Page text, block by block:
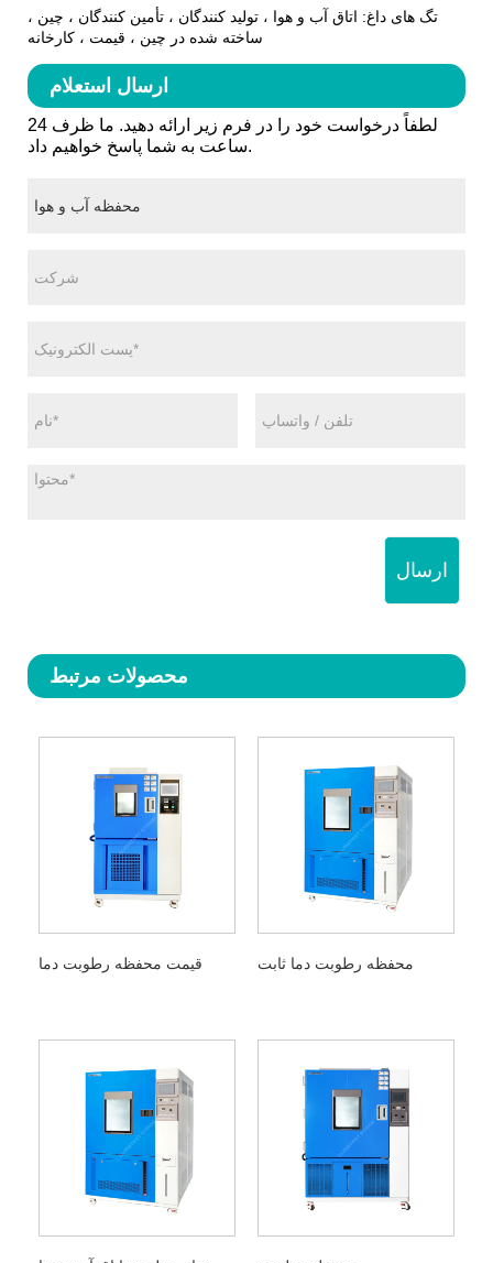
تگ های داغ: اتاق آب و هوا ، تولید کنندگان ، تأمین کنندگان ، چین ،
ساخته شده در چین ، قیمت ، کارخانه
ارسال استعلام
لطفاً درخواست خود را در فرم زیر ارائه دهید. ما ظرف 24
ساعت به شما پاسخ خواهیم داد.
ارسال
محصولات مرتبط
قیمت محفظه رطوبت دما محفظه رطوبت دما ثابت